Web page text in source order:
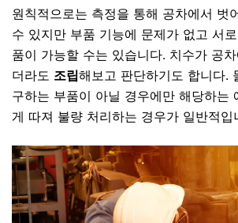
원칙적으로는 측정을 통해 공차에서 벗
수 있지만 부품 기능에 문제가 없고 서
품이 가능할 수는 있습니다. 치수가 공
더라도 조립해보고 판단하기도 합니다.
구하는 부품이 아닐 경우에만 해당하는
게 따져 불량 처리하는 경우가 일반적입